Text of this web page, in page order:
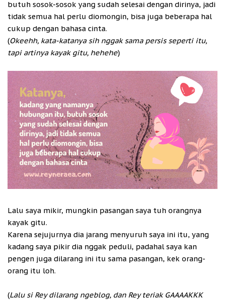
butuh sosok-sosok yang sudah selesai dengan dirinya, jadi
tidak semua hal perlu diomongin, bisa juga beberapa hal
cukup dengan bahasa cinta.
(Okeehh, kata-katanya sih nggak sama persis seperti itu,
tapi artinya kayak gitu, hehehe)
Lalu saya mikir, mungkin pasangan saya tuh orangnya
kayak gitu.
Karena sejujurnya dia jarang menyuruh saya ini itu, yang
kadang saya pikir dia nggak peduli, padahal saya kan
pengen juga dilarang ini itu sama pasangan, kek orang-
orang itu loh.
(Lalu si Rey dilarang ngeblog, dan Rey teriak GAAAAKKK